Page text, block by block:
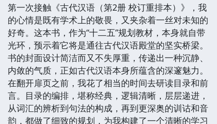
第一次接触《古代汉语（第2册 校订重排本）》，我
的心情是既有学术上的敬畏，又夹杂着一丝对未知的
好奇。这本书，作为“十二五”规划教材，本身就自带
光环，预示着它将是通往古代汉语殿堂的坚实桥梁。
书的封面设计简洁而又不失厚重，传递出一种沉静、
内敛的气质，正如古代汉语本身所蕴含的深邃魅力。
在翻开扉页之前，我花了相当的时间去研读目录和前
言。目录的编排，堪称经典，逻辑清晰，层层递进，
从词汇的辨析到句法的构成，再到更深奥的训诂和音
韵，都做了细致的规划，为我构建了一个清晰的学习